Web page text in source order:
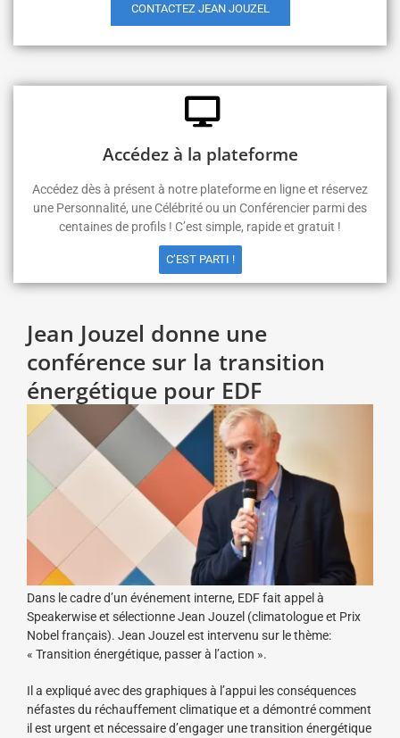
Jean Jouzel donne une
conférence sur la transition
énergétique pour EDF
Dans le cadre d’un événement interne, EDF fait appel à
Speakerwise et sélectionne Jean Jouzel (climatologue et Prix
Nobel français). Jean Jouzel est intervenu sur le thème:
« Transition énergétique, passer à l’action ».
Il a expliqué avec des graphiques à l’appui les conséquences
néfastes du réchauffement climatique et a démontré comment
il est urgent et nécessaire d’engager une transition énergétique
CONTACTEZ JEAN JOUZEL
Accédez à la plateforme
Accédez dès à présent à notre plateforme en ligne et réservez
une Personnalité, une Célébrité ou un Conférencier parmi des
centaines de profils ! C’est simple, rapide et gratuit !
C’EST PARTI !